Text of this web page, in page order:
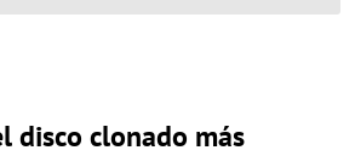
disco clonado más